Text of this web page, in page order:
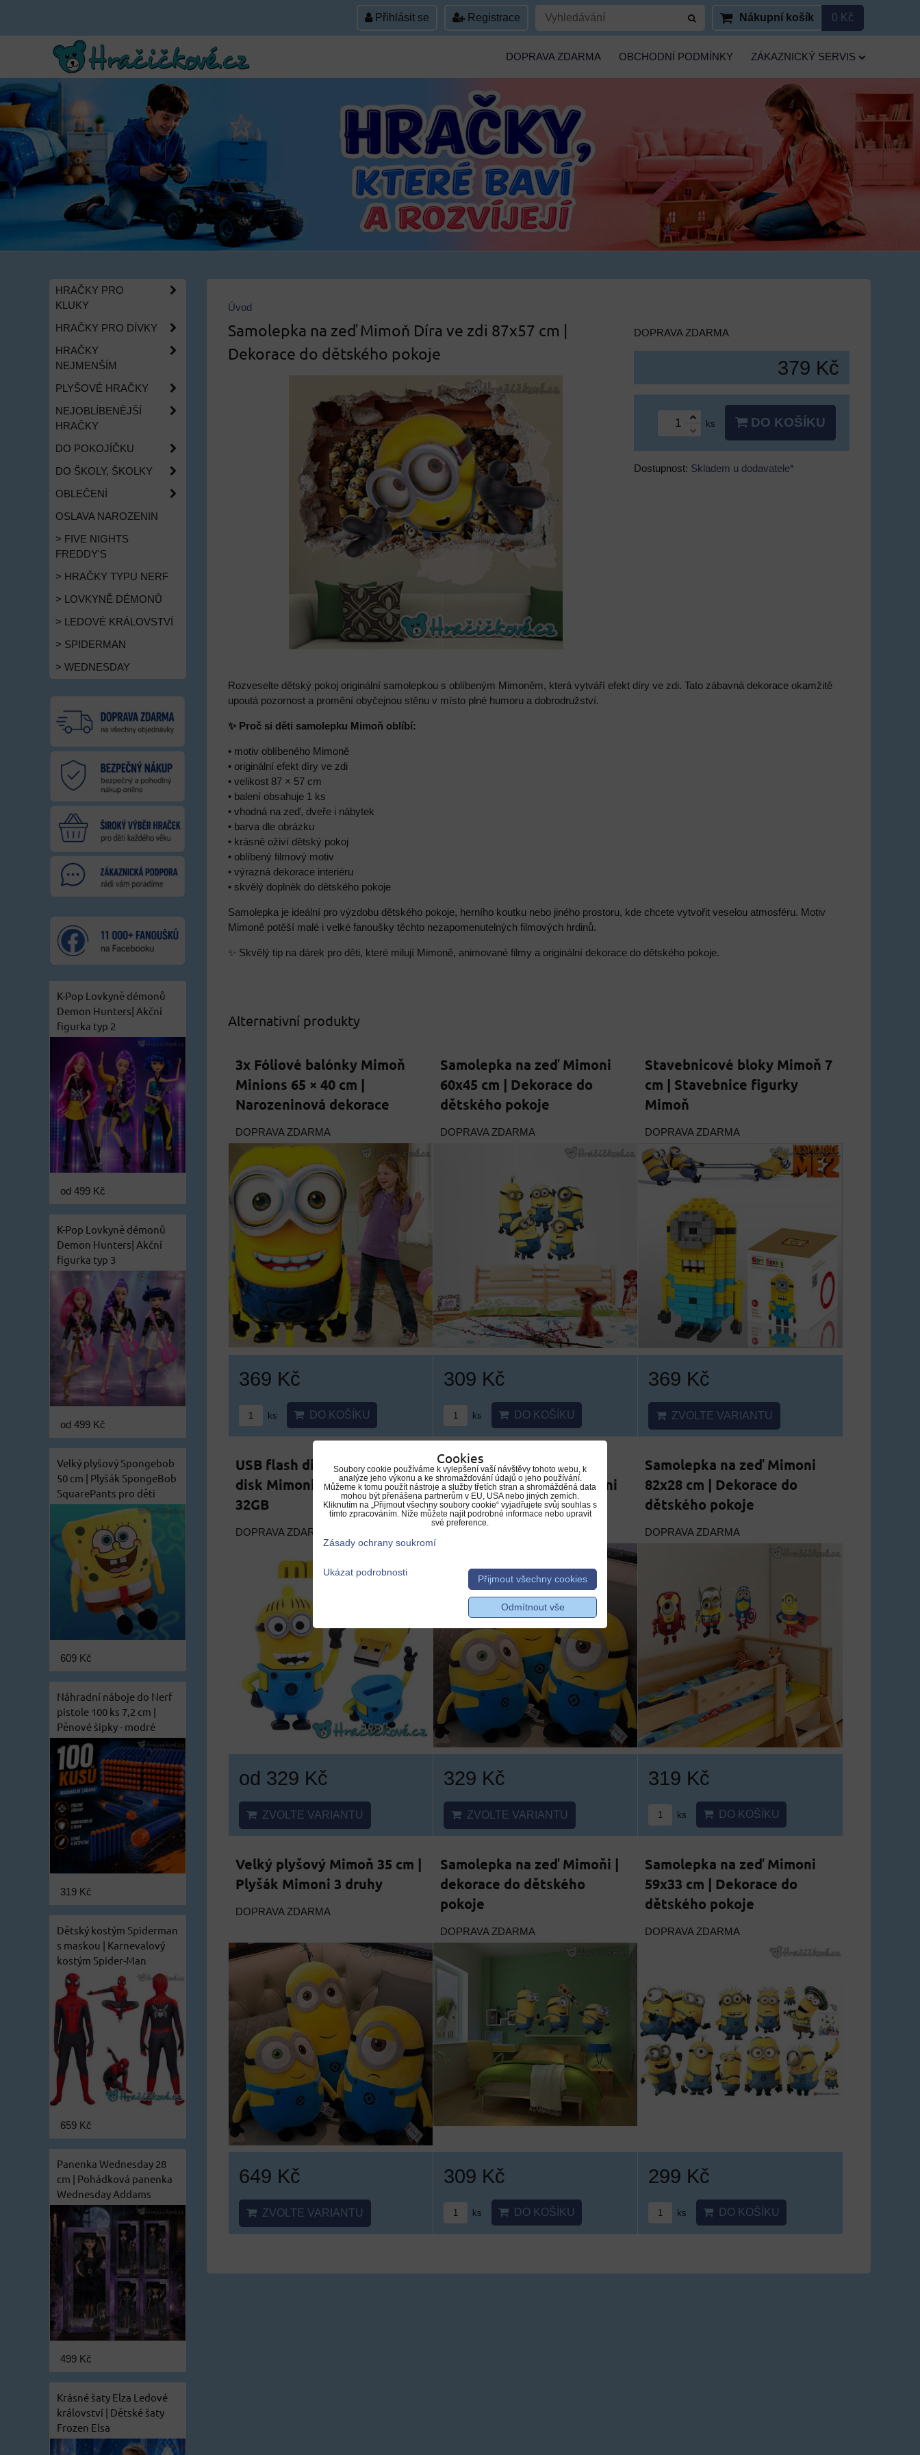
Přihlásit se Registrace Nákupní košík 0 Kč
DOPRAVA ZDARMA OBCHODNÍ PODMÍNKY ZÁKAZNICKÝ SERVIS
Úvod
Samolepka na zeď Mimoň Díra ve zdi 87x57 cm |
Dekorace do dětského pokoje
DOPRAVA ZDARMA
379 Kč
ks DO KOŠÍKU
Dostupnost: Skladem u dodavatele*
Rozveselte dětský pokoj originální samolepkou s oblíbeným Mimoněm, která vytváří efekt díry ve zdi. Tato zábavná dekorace okamžitě
upoutá pozornost a promění obyčejnou stěnu v místo plné humoru a dobrodružství.
✨ Proč si děti samolepku Mimoň oblíbí:
• motiv oblíbeného Mimoně
• originální efekt díry ve zdi
• velikost 87 × 57 cm
• balení obsahuje 1 ks
• vhodná na zeď, dveře i nábytek
• barva dle obrázku
• krásně oživí dětský pokoj
• oblíbený filmový motiv
• výrazná dekorace interiéru
• skvělý doplněk do dětského pokoje
Samolepka je ideální pro výzdobu dětského pokoje, herního koutku nebo jiného prostoru, kde chcete vytvořit veselou atmosféru. Motiv
Mimoně potěší malé i velké fanoušky těchto nezapomenutelných filmových hrdinů.
✨ Skvělý tip na dárek pro děti, které milují Mimoně, animované filmy a originální dekorace do dětského pokoje.
Alternativní produkty
3x Fóliové balónky Mimoň
Minions 65 × 40 cm |
Narozeninová dekorace
DOPRAVA ZDARMA
369 Kč
ks DO KOŠÍKU
Samolepka na zeď Mimoni
60x45 cm | Dekorace do
dětského pokoje
DOPRAVA ZDARMA
309 Kč
ks DO KOŠÍKU
Stavebnicové bloky Mimoň 7
cm | Stavebnice figurky
Mimoň
DOPRAVA ZDARMA
369 Kč
ZVOLTE VARIANTU
USB flash disk Mimoň | Flash
disk Mimoni USB 2.0 4GB až
32GB
DOPRAVA ZDARMA
od 329 Kč
ZVOLTE VARIANTU
Plyšový Mimoň 25 cm |
Plyšová postavička Mimoni
pro děti
329 Kč
ZVOLTE VARIANTU
Samolepka na zeď Mimoni
82x28 cm | Dekorace do
dětského pokoje
DOPRAVA ZDARMA
319 Kč
ks DO KOŠÍKU
Velký plyšový Mimoň 35 cm |
Plyšák Mimoni 3 druhy
DOPRAVA ZDARMA
649 Kč
ZVOLTE VARIANTU
Samolepka na zeď Mimoňi |
dekorace do dětského
pokoje
DOPRAVA ZDARMA
309 Kč
ks DO KOŠÍKU
Samolepka na zeď Mimoni
59x33 cm | Dekorace do
dětského pokoje
DOPRAVA ZDARMA
299 Kč
ks DO KOŠÍKU
HRAČKY PRO
KLUKY
HRAČKY PRO DÍVKY
HRAČKY
NEJMENŠÍM
PLYŠOVÉ HRAČKY
NEJOBLÍBENĚJŠÍ
HRAČKY
DO POKOJÍČKU
DO ŠKOLY, ŠKOLKY
OBLEČENÍ
OSLAVA NAROZENIN
> FIVE NIGHTS
FREDDY'S
> HRAČKY TYPU NERF
> LOVKYNĚ DÉMONŮ
> LEDOVÉ KRÁLOVSTVÍ
> SPIDERMAN
> WEDNESDAY
K-Pop Lovkyně démonů
Demon Hunters| Akční
figurka typ 2
od 499 Kč
K-Pop Lovkyně démonů
Demon Hunters| Akční
figurka typ 3
od 499 Kč
Velký plyšový Spongebob
50 cm | Plyšák SpongeBob
SquarePants pro děti
609 Kč
Náhradní náboje do Nerf
pistole 100 ks 7,2 cm |
Pěnové šipky - modré
319 Kč
Dětský kostým Spiderman
s maskou | Karnevalový
kostým Spider-Man
659 Kč
Panenka Wednesday 28
cm | Pohádková panenka
Wednesday Addams
499 Kč
Krásné šaty Elza Ledové
království | Dětské šaty
Frozen Elsa
Cookies
Soubory cookie používáme k vylepšení vaší návštěvy tohoto webu, k
analýze jeho výkonu a ke shromažďování údajů o jeho používání.
Můžeme k tomu použít nástroje a služby třetích stran a shromážděná data
mohou být přenášena partnerům v EU, USA nebo jiných zemích.
Kliknutím na „Přijmout všechny soubory cookie“ vyjadřujete svůj souhlas s
tímto zpracováním. Níže můžete najít podrobné informace nebo upravit
své preference.
Zásady ochrany soukromí
Ukázat podrobnosti
Přijmout všechny cookies
Odmítnout vše